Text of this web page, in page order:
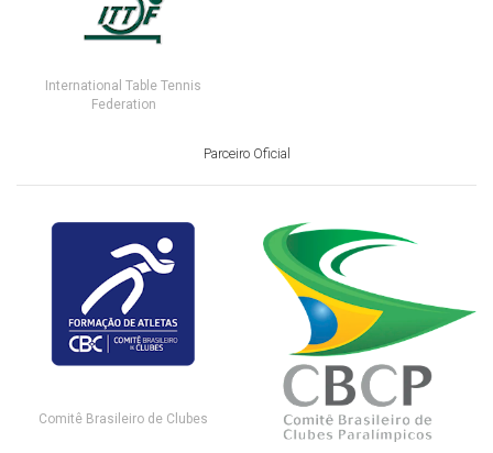
International Table Tennis
Federation
Parceiro Oficial
Comitê Brasileiro de Clubes